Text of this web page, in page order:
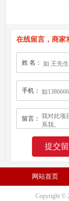
在线留言，商家
姓 名：
手机：
留言：
网站首页
Copyright ©